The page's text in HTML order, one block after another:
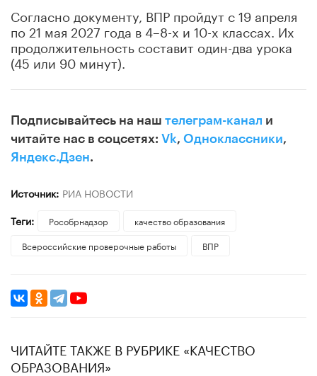
Согласно документу, ВПР пройдут с 19 апреля
по 21 мая 2027 года в 4–8-х и 10-х классах. Их
продолжительность составит один-два урока
(45 или 90 минут).
Подписывайтесь на наш телеграм-канал и
читайте нас в соцсетях: Vk, Одноклассники,
Яндекс.Дзен.
Источник: РИА НОВОСТИ
Теги:
Рособрнадзор
качество образования
Всероссийские проверочные работы
ВПР
ЧИТАЙТЕ ТАКЖЕ В РУБРИКЕ «КАЧЕСТВО
ОБРАЗОВАНИЯ»